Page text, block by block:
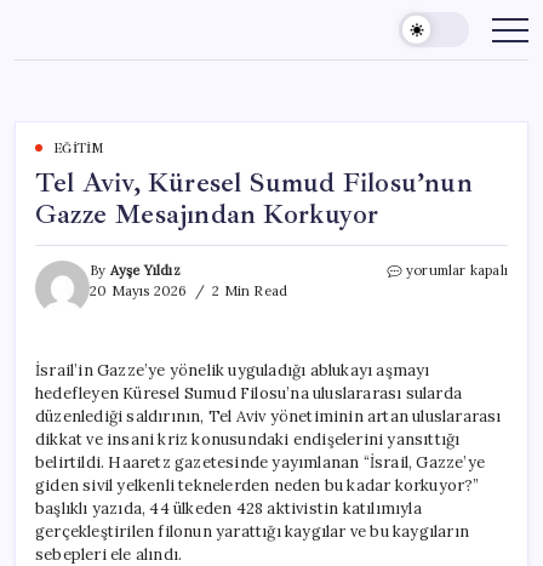
content
EĞITIM
Tel Aviv, Küresel Sumud Filosu’nun
Gazze Mesajından Korkuyor
By Ayşe Yıldız
20 Mayıs 2026
2 Min Read
Tel
Gazze
Mesajından
Korkuyor
için
yorumlar kapalı
İsrail’in Gazze’ye yönelik uyguladığı ablukayı aşmayı
hedefleyen Küresel Sumud Filosu’na uluslararası sularda
düzenlediği saldırının, Tel Aviv yönetiminin artan uluslararası
dikkat ve insani kriz konusundaki endişelerini yansıttığı
belirtildi. Haaretz gazetesinde yayımlanan “İsrail, Gazze’ye
giden sivil yelkenli teknelerden neden bu kadar korkuyor?”
başlıklı yazıda, 44 ülkeden 428 aktivistin katılımıyla
gerçekleştirilen filonun yarattığı kaygılar ve bu kaygıların
sebepleri ele alındı.